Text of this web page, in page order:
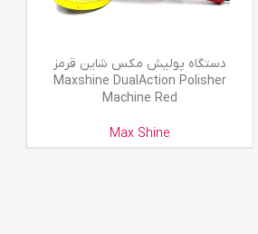
اطلاعات بیشتر
دستگاه پولیش مکس شاین قرمز
Maxshine DualAction Polisher
Machine Red
Max Shine